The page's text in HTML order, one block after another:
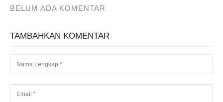
BELUM ADA KOMENTAR
TAMBAHKAN KOMENTAR